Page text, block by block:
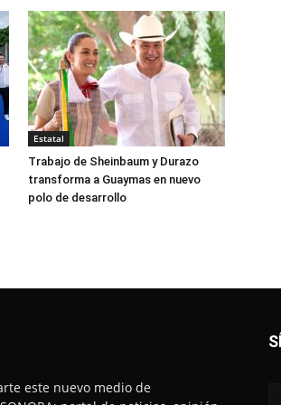
Estatal
Trabajo de Sheinbaum y Durazo
transforma a Guaymas en nuevo
polo de desarrollo
este nuevo medio de